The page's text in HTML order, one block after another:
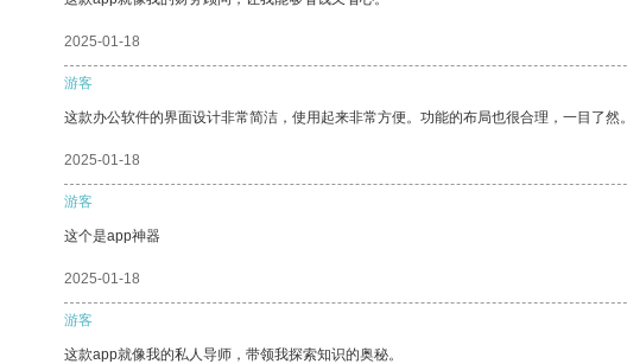
2025-01-18
游客
这款办公软件的界面设计非常简洁，使用起来非常方便。功能的布局也很合理，一目了然。
2025-01-18
游客
这个是app神器
2025-01-18
游客
这款app就像我的私人导师，带领我探索知识的奥秘。